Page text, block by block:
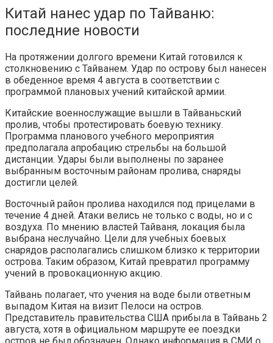
Китай нанес удар по Тайваню:
последние новости
На протяжении долгого времени Китай готовился к
столкновению с Тайванем. Удар по острову был нанесен
в обеденное время 4 августа в соответствии с
программой плановых учений китайской армии.
Китайские военнослужащие вышли в Тайваньский
пролив, чтобы протестировать боевую технику.
Программа планового учебного мероприятия
предполагала апробацию стрельбы на большой
дистанции. Удары были выполнены по заранее
выбранным восточным районам пролива, снаряды
достигли целей.
Восточный район пролива находился под прицелами в
течение 4 дней. Атаки велись не только с воды, но и с
воздуха. По мнению властей Тайваня, локация была
выбрана неслучайно. Цели для учебных боевых
снарядов располагались слишком близко к территории
острова. Таким образом, Китай превратил программу
учений в провокационную акцию.
Тайвань полагает, что учения на воде были ответным
выпадом Китая на визит Пелоси на остров.
Представитель правительства США прибыла в Тайвань 2
августа, хотя в официальном маршруте ее поездки